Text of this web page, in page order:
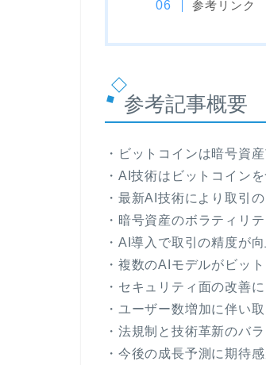
参考リンク
参考記事概要
・ビットコインは暗号資
・AI技術はビットコイン
・最新AI技術により取引
・暗号資産のボラティリ
・AI導入で取引の精度が
・複数のAIモデルがビッ
・セキュリティ面の改善
・ユーザー数増加に伴い
・法規制と技術革新のバ
・今後の成長予測に期待感